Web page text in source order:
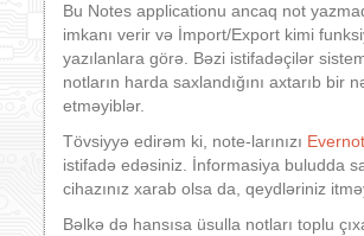
Bu Notes applicationu ancaq not
imkanı verir və İmport/Export kimi
yazılanlara görə. Bəzi istifadəçilər
notların harda saxlandığını axtarıb bir
etməyiblər.
Tövsiyyə edirəm ki, note-larınızı
istifadə edəsiniz. İnformasiya buludda
cihazınız xarab olsa da, qeydləriniz
Bəlkə də hansısa üsulla notları toplu